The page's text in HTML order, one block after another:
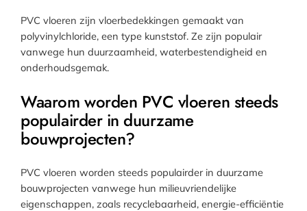
PVC vloeren zijn vloerbedekkingen gemaakt van
polyvinylchloride, een type kunststof. Ze zijn populair
vanwege hun duurzaamheid, waterbestendigheid en
onderhoudsgemak.
Waarom worden PVC vloeren steeds
populairder in duurzame
bouwprojecten?
PVC vloeren worden steeds populairder in duurzame
bouwprojecten vanwege hun milieuvriendelijke
eigenschappen, zoals recyclebaarheid, energie-efficiëntie